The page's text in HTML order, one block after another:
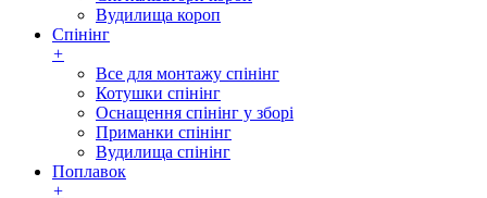
Вудилища короп
Спінінг
+
Все для монтажу спінінг
Котушки спінінг
Оснащення спінінг у зборі
Приманки спінінг
Вудилища спінінг
Поплавок
+